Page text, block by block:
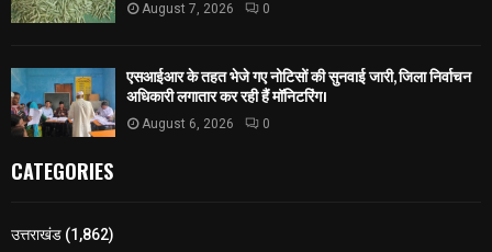
August 7, 2026 0
एसआईआर के तहत भेजे गए नोटिसों की सुनवाई जारी, जिला निर्वाचन
अधिकारी लगातार कर रही हैं मॉनिटरिंग।
August 6, 2026 0
CATEGORIES
उत्तराखंड (1,862)